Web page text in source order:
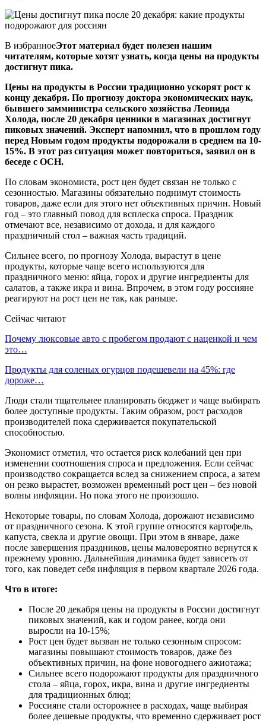
В избранноеЭтот материал будет полезен нашим
читателям, которые хотят узнать, когда цены на продукты
достигнут пика.
Цены на продукты в России традиционно ускорят рост к
концу декабря. По прогнозу доктора экономических наук,
бывшего замминистра сельского хозяйства Леонида
Холода, после 20 декабря ценники в магазинах достигнут
пиковых значений. Эксперт напомнил, что в прошлом году
перед Новым годом продукты подорожали в среднем на 10-
15%. В этот раз ситуация может повториться, заявил он в
беседе с ОСН.
По словам экономиста, рост цен будет связан не только с
сезонностью. Магазины обязательно поднимут стоимость
товаров, даже если для этого нет объективных причин. Новый
год – это главный повод для всплеска спроса. Праздник
отмечают все, независимо от дохода, и для каждого
праздничный стол – важная часть традиций.
Сильнее всего, по прогнозу Холода, вырастут в цене
продукты, которые чаще всего используются для
праздничного меню: яйца, горох и другие ингредиенты для
салатов, а также икра и вина. Впрочем, в этом году россияне
реагируют на рост цен не так, как раньше.
Сейчас читают
Почему люксовые авто с пробегом продают с наценкой и чем
это…
Продукты для соленых огурцов подешевели на 45%: где
дороже…
Люди стали тщательнее планировать бюджет и чаще выбирать
более доступные продукты. Таким образом, рост расходов
производителей пока сдерживается покупательской
способностью.
Экономист отметил, что остается риск колебаний цен при
изменении соотношения спроса и предложения. Если сейчас
производство сокращается вслед за снижением спроса, а затем
он резко вырастет, возможен временный рост цен – без новой
волны инфляции. Но пока этого не произошло.
Некоторые товары, по словам Холода, дорожают независимо
от праздничного сезона. К этой группе относятся картофель,
капуста, свекла и другие овощи. При этом в январе, даже
после завершения праздников, цены маловероятно вернутся к
прежнему уровню. Дальнейшая динамика будет зависеть от
того, как поведет себя инфляция в первом квартале 2026 года.
Что в итоге:
После 20 декабря цены на продукты в России достигнут
пиковых значений, как и годом ранее, когда они
выросли на 10-15%;
Рост цен будет вызван не только сезонным спросом:
магазины повышают стоимость товаров, даже без
объективных причин, на фоне новогоднего ажиотажа;
Сильнее всего подорожают продукты для праздничного
стола – яйца, горох, икра, вина и другие ингредиенты
для традиционных блюд;
Россияне стали осторожнее в расходах, чаще выбирая
более дешевые продукты, что временно сдерживает рост